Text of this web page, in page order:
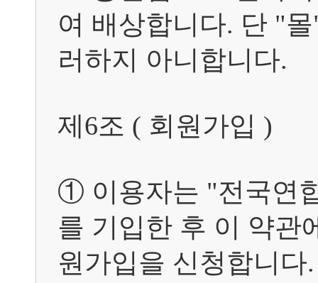
여 배상합니다. 단 "
러하지 아니합니다.
제6조 ( 회원가입 )
① 이용자는 "전국연
를 기입한 후 이 약관
원가입을 신청합니다.